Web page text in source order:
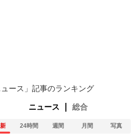
ュース」記事のランキング
ニュース 総合
24時間 週間 月間 写真